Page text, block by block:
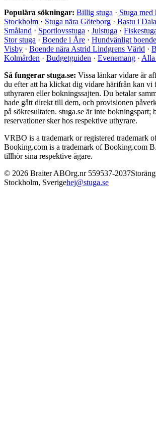
Populära sökningar: Billig stuga · Stuga med
Stockholm · Stuga nära Göteborg · Bastu i
Småland · Sportlovsstuga · Julstuga ·
Stor stuga · Boende i Åre · Hundvänligt
Visby · Boende nära Astrid Lindgrens Värld ·
Kolmården · Budgetguiden · Evenemang · Alla
Så fungerar stuga.se: Vissa länkar vidare är
du efter att ha klickat dig vidare härifrån kan vi
uthyraren eller bokningssajten. Du betalar
hade gått direkt till dem, och provisionen
på sökresultaten. stuga.se är inte bokningspart;
reservationer sker hos respektive uthyrare.
VRBO is a trademark or registered trademark
Booking.com is a trademark of Booking.com
tillhör sina respektive ägare.
© 2026 Braiter ABOrg.nr 559537-2037
Stockholm, Sverigehej@stuga.se